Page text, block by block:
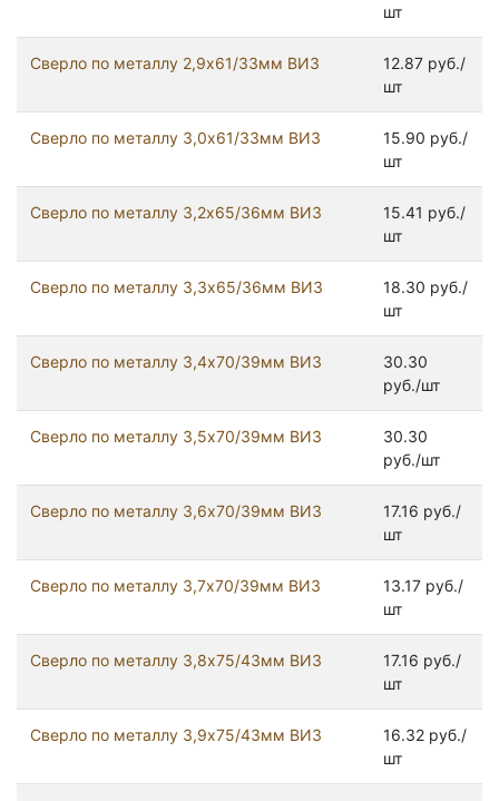
шт
Сверло по металлу 2,9х61/33мм ВИЗ
12.87 руб./
шт
Сверло по металлу 3,0х61/33мм ВИЗ
15.90 руб./
шт
Сверло по металлу 3,2х65/36мм ВИЗ
15.41 руб./
шт
Сверло по металлу 3,3х65/36мм ВИЗ
18.30 руб./
шт
Сверло по металлу 3,4х70/39мм ВИЗ
30.30
руб./шт
Сверло по металлу 3,5х70/39мм ВИЗ
30.30
руб./шт
Сверло по металлу 3,6х70/39мм ВИЗ
17.16 руб./
шт
Сверло по металлу 3,7х70/39мм ВИЗ
13.17 руб./
шт
Сверло по металлу 3,8х75/43мм ВИЗ
17.16 руб./
шт
Сверло по металлу 3,9х75/43мм ВИЗ
16.32 руб./
шт